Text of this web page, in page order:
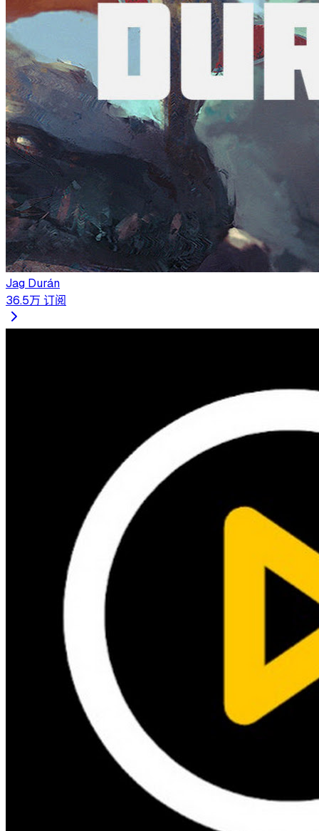
Jag Durán
36.5万 订阅